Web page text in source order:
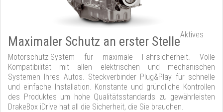
Maximaler Schutz an erster StelleAktives
Motorschutz-System für maximale Fahrsicherheit. Volle
Kompatibilität mit allen elektrischen und mechanischen
Systemen Ihres Autos. Steckverbinder Plug&Play für schnelle
und einfache Installation. Konstante und gründliche Kontrollen
des Produktes um hohe Qualitätsstandards zu gewährleisten
DrakeBox iDrive hat all die Sicherheit, die Sie brauchen.